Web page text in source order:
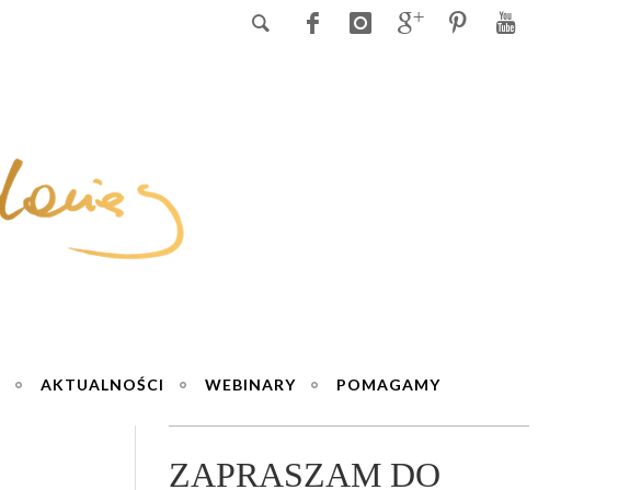
AKTUALNOŚCI WEBINARY POMAGAMY
ZAPRASZAM DO